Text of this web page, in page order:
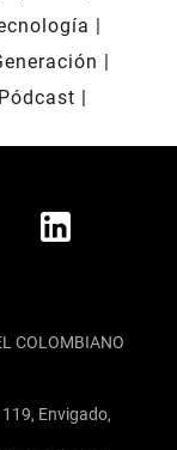
Pódcast
COLOMBIANO
Envigado,